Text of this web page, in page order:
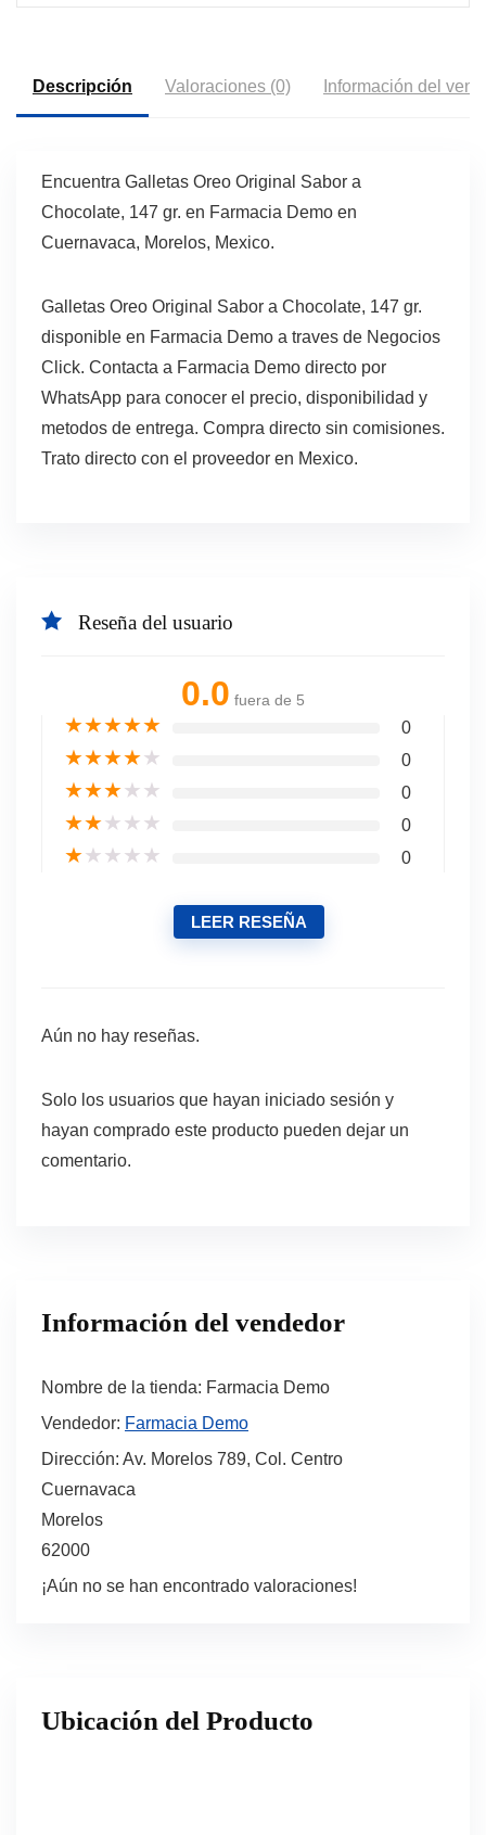
Descripción Valoraciones (0) Información del
Encuentra Galletas Oreo Original Sabor a
Chocolate, 147 gr. en Farmacia Demo en
Cuernavaca, Morelos, Mexico.
Galletas Oreo Original Sabor a Chocolate, 147 gr.
disponible en Farmacia Demo a traves de Negocios
Click. Contacta a Farmacia Demo directo por
WhatsApp para conocer el precio, disponibilidad y
metodos de entrega. Compra directo sin comisiones.
Trato directo con el proveedor en Mexico.
Reseña del usuario
0.0 fuera de 5
★★★★★ 0
★★★★★ 0
★★★★★ 0
★★★★★ 0
★★★★★ 0
LEER RESEÑA
Aún no hay reseñas.
Solo los usuarios que hayan iniciado sesión y
hayan comprado este producto pueden dejar un
comentario.
Información del vendedor
Nombre de la tienda: Farmacia Demo
Vendedor: Farmacia Demo
Dirección: Av. Morelos 789, Col. Centro
Cuernavaca
Morelos
62000
¡Aún no se han encontrado valoraciones!
Ubicación del Producto